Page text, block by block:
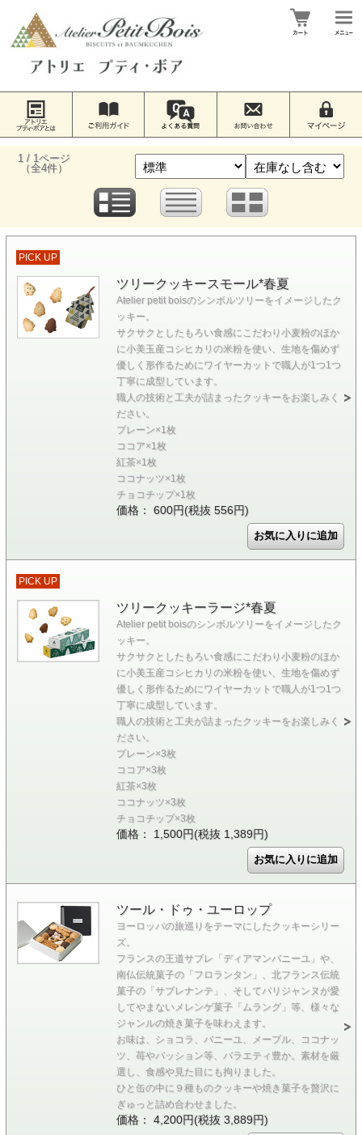
1 / 1ページ
（全4件）
PICK UP
ツリークッキースモール*春夏
Atelier petit boisのシンボルツリーをイメージしたク
ッキー。
サクサクとしたもろい食感にこだわり小麦粉のほか
に小美玉産コシヒカリの米粉を使い、生地を傷めず
優しく形作るためにワイヤーカットで職人が1つ1つ
丁寧に成型しています。
職人の技術と工夫が詰まったクッキーをお楽しみく
ださい。
プレーン×1枚
ココア×1枚
紅茶×1枚
ココナッツ×1枚
チョコチップ×1枚
価格： 600円(税抜 556円)
PICK UP
ツリークッキーラージ*春夏
Atelier petit boisのシンボルツリーをイメージしたク
ッキー。
サクサクとしたもろい食感にこだわり小麦粉のほか
に小美玉産コシヒカリの米粉を使い、生地を傷めず
優しく形作るためにワイヤーカットで職人が1つ1つ
丁寧に成型しています。
職人の技術と工夫が詰まったクッキーをお楽しみく
ださい。
プレーン×3枚
ココア×3枚
紅茶×3枚
ココナッツ×3枚
チョコチップ×3枚
価格： 1,500円(税抜 1,389円)
ツール・ドゥ・ユーロップ
ヨーロッパの旅巡りをテーマにしたクッキーシリー
ズ。
フランスの王道サブレ「ディアマンバニーユ」や、
南仏伝統菓子の「フロランタン」、北フランス伝統
菓子の「サブレナンテ」、そしてパリジャンヌが愛
してやまないメレンゲ菓子「ムラング」等、様々な
ジャンルの焼き菓子を味わえます。
お味は、ショコラ、バニーユ、メープル、ココナッ
ツ、苺やパッション等、バラエティ豊か。素材を厳
選し、食感や見た目にも拘りました。
ひと缶の中に９種ものクッキーや焼き菓子を贅沢に
ぎゅっと詰め合わせました。
価格： 4,200円(税抜 3,889円)